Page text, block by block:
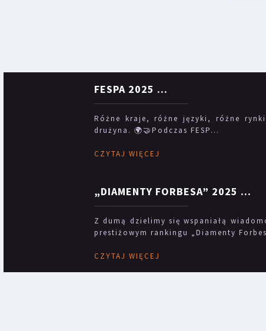
FESPA 2025 ...
Różne kraje, różne języki, różne
drużyna. 🌍🤝Podczas FESP...
CZYTAJ WIĘCEJ
„DIAMENTY FORBESA” 2025 ...
Z dumą dzielimy się wspaniałą
prestiżowym rankingu „Diamenty
CZYTAJ WIĘCEJ